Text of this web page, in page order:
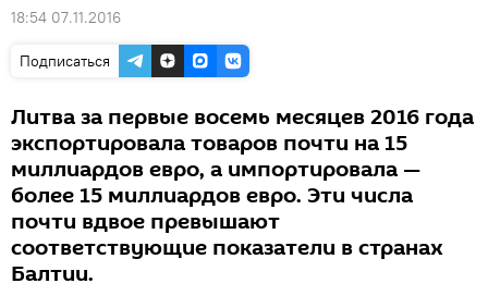
18:54 07.11.2016
Подписаться
Литва за первые восемь месяцев 2016 года
экспортировала товаров почти на 15
миллиардов евро, а импортировала —
более 15 миллиардов евро. Эти числа
почти вдвое превышают
соответствующие показатели в странах
Балтии.